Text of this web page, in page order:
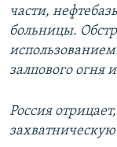
части,
больницы.
залпового огня
Россия